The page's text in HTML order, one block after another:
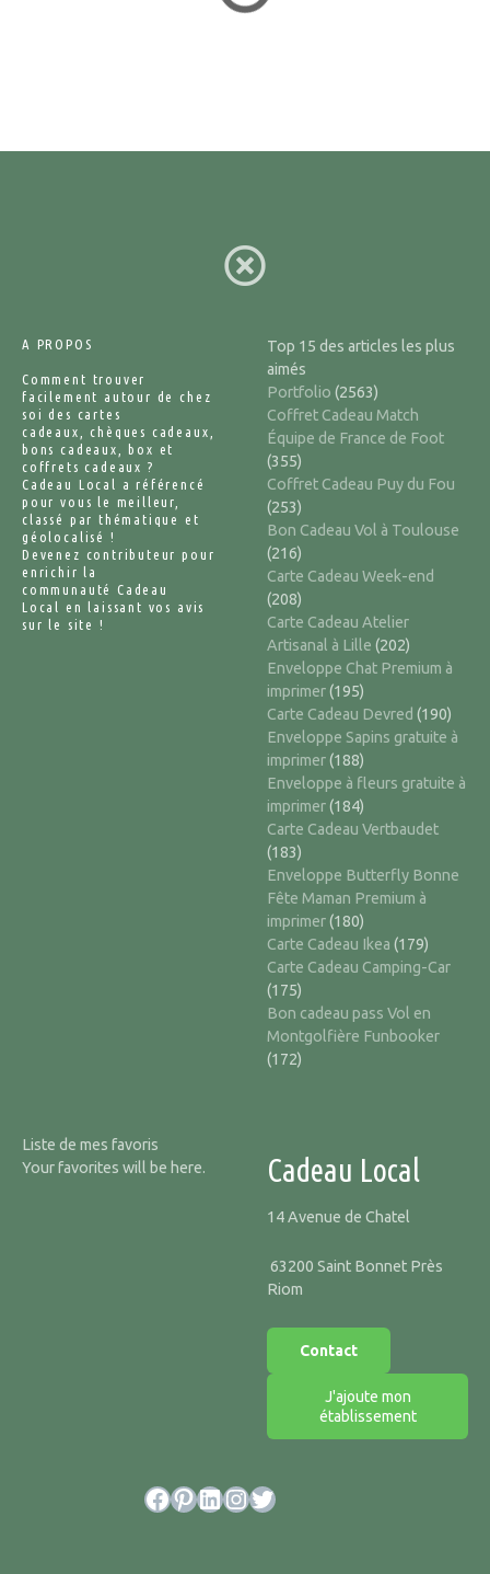
A PROPOS
Comment trouver
facilement autour de chez
soi des cartes
cadeaux, chèques cadeaux,
bons cadeaux, box et
coffrets cadeaux ?
Cadeau Local a référencé
pour vous le meilleur,
classé par thématique et
géolocalisé !
Devenez contributeur pour
enrichir la
communauté Cadeau
Local en laissant vos avis
sur le site !
Top 15 des articles les plus
aimés
Portfolio (2563)
Coffret Cadeau Match
Équipe de France de Foot
(355)
Coffret Cadeau Puy du Fou
(253)
Bon Cadeau Vol à Toulouse
(216)
Carte Cadeau Week-end
(208)
Carte Cadeau Atelier
Artisanal à Lille (202)
Enveloppe Chat Premium à
imprimer(195)
Carte Cadeau Devred (190)
Enveloppe Sapins gratuite à
imprimer(188)
Enveloppe à fleurs gratuite à
imprimer(184)
Carte Cadeau Vertbaudet
(183)
Enveloppe Butterfly Bonne
Fête Maman Premium à
imprimer(180)
Carte Cadeau Ikea (179)
Carte Cadeau Camping-Car
(175)
Bon cadeau pass Vol en
Montgolfière Funbooker
(172)
Liste de mes favoris
Your favorites will be here.
Cadeau Local
14 Avenue de Chatel
63200 Saint Bonnet Près
Riom
Contact
J'ajoute mon
établissement
Facebook Pinterest LinkedIn InstagramTwitter